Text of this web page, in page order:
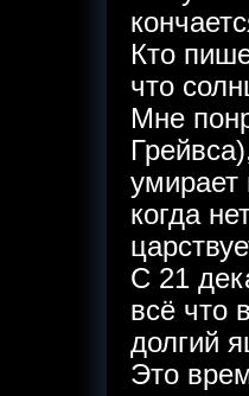
Кто
что
Мне
умирает
когда
С 21
всё что
долгий
Это